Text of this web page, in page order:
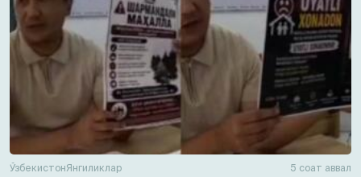
ЎзбекистонЯнгиликлар 5 соат аввал